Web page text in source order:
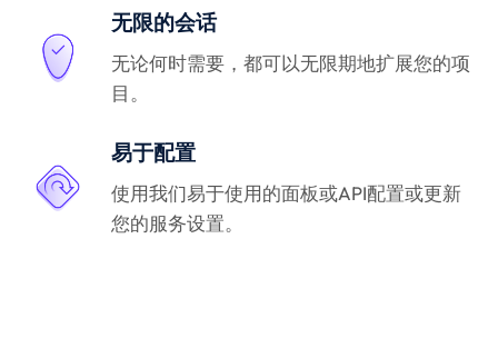
无限的会话
无论何时需要，都可以无限期地扩展您的项
目。
易于配置
使用我们易于使用的面板或API配置或更新
您的服务设置。